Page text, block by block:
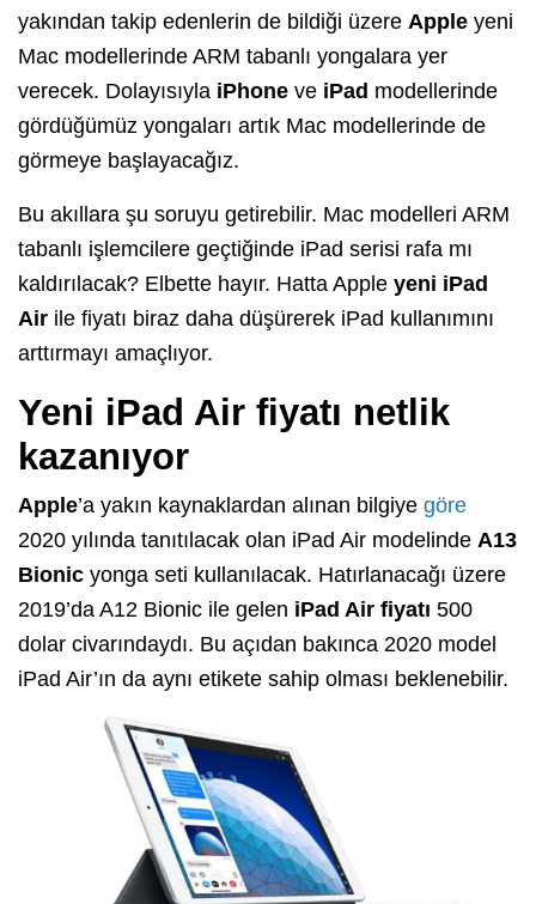
yakından takip edenlerin de bildiği üzere Apple yeni
Mac modellerinde ARM tabanlı yongalara yer
verecek. Dolayısıyla iPhone ve iPad modellerinde
gördüğümüz yongaları artık Mac modellerinde de
görmeye başlayacağız.
Bu akıllara şu soruyu getirebilir. Mac modelleri ARM
tabanlı işlemcilere geçtiğinde iPad serisi rafa mı
kaldırılacak? Elbette hayır. Hatta Apple yeni iPad
Air ile fiyatı biraz daha düşürerek iPad kullanımını
arttırmayı amaçlıyor.
Yeni iPad Air fiyatı netlik
kazanıyor
Apple’a yakın kaynaklardan alınan bilgiye göre
2020 yılında tanıtılacak olan iPad Air modelinde A13
Bionic yonga seti kullanılacak. Hatırlanacağı üzere
2019’da A12 Bionic ile gelen iPad Air fiyatı 500
dolar civarındaydı. Bu açıdan bakınca 2020 model
iPad Air’ın da aynı etikete sahip olması beklenebilir.